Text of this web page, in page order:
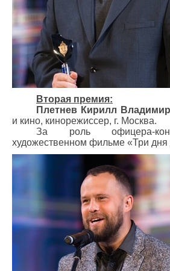
Вторая премия:
Плетнев Кирилл
и кино, кинорежиссер, г. Москва.
За роль офицера-
художественном фильме «Три дня